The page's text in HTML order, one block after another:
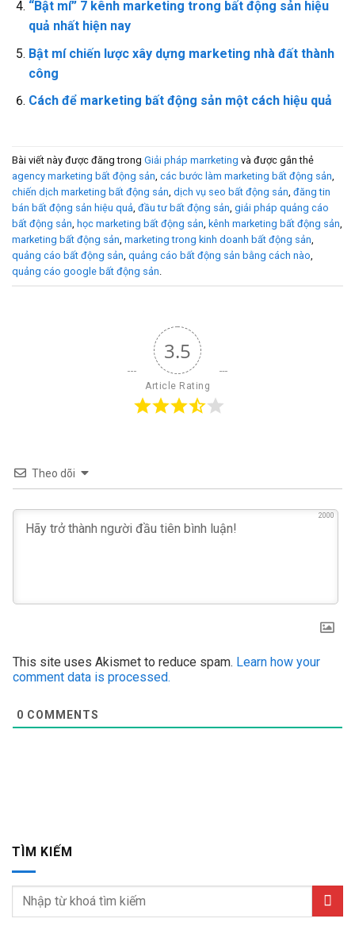
“Bật mí” 7 kênh marketing trong bất động sản hiệu
quả nhất hiện nay
Bật mí chiến lược xây dựng marketing nhà đất thành
công
Cách để marketing bất động sản một cách hiệu quả
Bài viết này được đăng trong Giải pháp marrketing và được gắn thẻ
agency marketing bất động sản các bước làm marketing bất động sản
chiến dịch marketing bất động sản dịch vụ seo bất động sản đăng tin
bán bất động sản hiệu quả đầu tư bất động sản giải pháp quảng cáo
bất động sản học marketing bất động sản kênh marketing bất động sản
marketing bất động sản marketing trong kinh doanh bất động sản
quảng cáo bất động sản quảng cáo bất động sản bằng cách nào
quảng cáo google bất động sản
3.5
Article Rating
Theo dõi
2000
This site uses Akismet to reduce spam. Learn how your
comment data is processed.
0 COMMENTS
TÌM KIẾM